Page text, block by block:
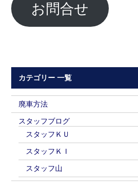
お問合せ
カテゴリー 一覧
廃車方法
スタッフブログ
スタッフＫＵ
スタッフＫＩ
スタッフ山